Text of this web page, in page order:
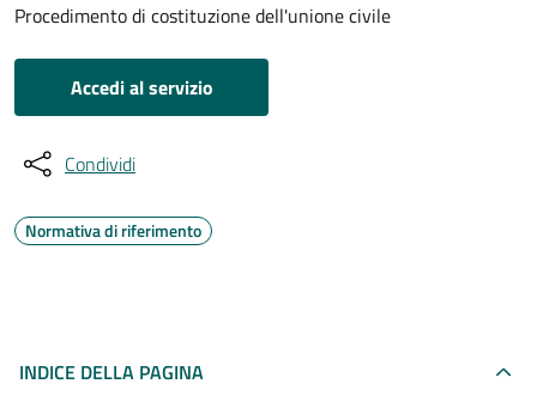
Procedimento di costituzione dell'unione civile
Accedi al servizio
Condividi
Normativa di riferimento
INDICE DELLA PAGINA